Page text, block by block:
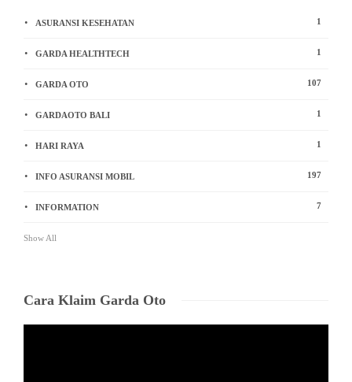
ASURANSI KESEHATAN 1
GARDA HEALTHTECH 1
GARDA OTO 107
GARDAOTO BALI 1
HARI RAYA 1
INFO ASURANSI MOBIL 197
INFORMATION 7
Show All
Cara Klaim Garda Oto